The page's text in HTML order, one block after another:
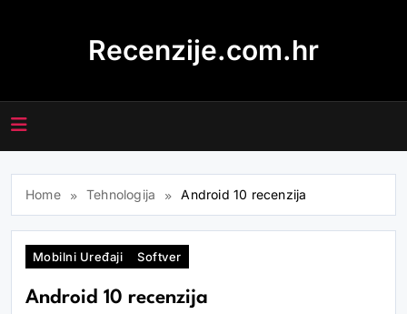
Recenzije.com.hr
Home Tehnologija Android 10 recenzija
Mobilni Uređaji Softver
Android 10 recenzija